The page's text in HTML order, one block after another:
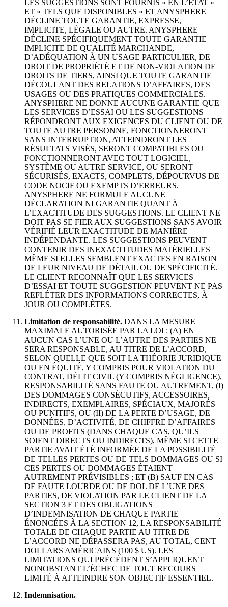
LES SUGGESTIONS SONT FOURNIS « EN L’ÉTAT »
ET « TELS QUE DISPONIBLES » ET ANYSPHERE
DÉCLINE TOUTE GARANTIE, EXPRESSE,
IMPLICITE, LÉGALE OU AUTRE. ANYSPHERE
DÉCLINE SPÉCIFIQUEMENT TOUTE GARANTIE
IMPLICITE DE QUALITÉ MARCHANDE,
D’ADÉQUATION À UN USAGE PARTICULIER, DE
DROIT DE PROPRIÉTÉ ET DE NON-VIOLATION DE
DROITS DE TIERS, AINSI QUE TOUTE GARANTIE
DÉCOULANT DES RELATIONS D’AFFAIRES, DES
USAGES OU DES PRATIQUES COMMERCIALES.
ANYSPHERE NE DONNE AUCUNE GARANTIE QUE
LES SERVICES D’ESSAI OU LES SUGGESTIONS
RÉPONDRONT AUX EXIGENCES DU CLIENT OU DE
TOUTE AUTRE PERSONNE, FONCTIONNERONT
SANS INTERRUPTION, ATTEINDRONT LES
RÉSULTATS VISÉS, SERONT COMPATIBLES OU
FONCTIONNERONT AVEC TOUT LOGICIEL,
SYSTÈME OU AUTRE SERVICE, OU SERONT
SÉCURISÉS, EXACTS, COMPLETS, DÉPOURVUS DE
CODE NOCIF OU EXEMPTS D’ERREURS.
ANYSPHERE NE FORMULE AUCUNE
DÉCLARATION NI GARANTIE QUANT À
L’EXACTITUDE DES SUGGESTIONS. LE CLIENT NE
DOIT PAS SE FIER AUX SUGGESTIONS SANS AVOIR
VÉRIFIÉ LEUR EXACTITUDE DE MANIÈRE
INDÉPENDANTE. LES SUGGESTIONS PEUVENT
CONTENIR DES INEXACTITUDES MATÉRIELLES
MÊME SI ELLES SEMBLENT EXACTES EN RAISON
DE LEUR NIVEAU DE DÉTAIL OU DE SPÉCIFICITÉ.
LE CLIENT RECONNAÎT QUE LES SERVICES
D’ESSAI ET TOUTE SUGGESTION PEUVENT NE PAS
REFLÉTER DES INFORMATIONS CORRECTES, À
JOUR OU COMPLÈTES.
Limitation de responsabilité. DANS LA MESURE
MAXIMALE AUTORISÉE PAR LA LOI : (A) EN
AUCUN CAS L’UNE OU L’AUTRE DES PARTIES NE
SERA RESPONSABLE, AU TITRE DE L’ACCORD,
SELON QUELLE QUE SOIT LA THÉORIE JURIDIQUE
OU EN ÉQUITÉ, Y COMPRIS POUR VIOLATION DU
CONTRAT, DÉLIT CIVIL (Y COMPRIS NÉGLIGENCE),
RESPONSABILITÉ SANS FAUTE OU AUTREMENT, (I)
DES DOMMAGES CONSÉCUTIFS, ACCESSOIRES,
INDIRECTS, EXEMPLAIRES, SPÉCIAUX, MAJORÉS
OU PUNITIFS, OU (II) DE LA PERTE D’USAGE, DE
DONNÉES, D’ACTIVITÉ, DE CHIFFRE D’AFFAIRES
OU DE PROFITS (DANS CHAQUE CAS, QU’ILS
SOIENT DIRECTS OU INDIRECTS), MÊME SI CETTE
PARTIE AVAIT ÉTÉ INFORMÉE DE LA POSSIBILITÉ
DE TELLES PERTES OU DE TELS DOMMAGES OU SI
CES PERTES OU DOMMAGES ÉTAIENT
AUTREMENT PRÉVISIBLES ; ET (B) SAUF EN CAS
DE FAUTE LOURDE OU DE DOL DE L’UNE DES
PARTIES, DE VIOLATION PAR LE CLIENT DE LA
SECTION 3 ET DES OBLIGATIONS
D’INDEMNISATION DE CHAQUE PARTIE
ÉNONCÉES À LA SECTION 12, LA RESPONSABILITÉ
TOTALE DE CHAQUE PARTIE AU TITRE DE
L’ACCORD NE DÉPASSERA PAS, AU TOTAL, CENT
DOLLARS AMÉRICAINS (100 $ US). LES
LIMITATIONS QUI PRÉCÈDENT S’APPLIQUENT
NONOBSTANT L’ÉCHEC DE TOUT RECOURS
LIMITÉ À ATTEINDRE SON OBJECTIF ESSENTIEL.
Indemnisation.